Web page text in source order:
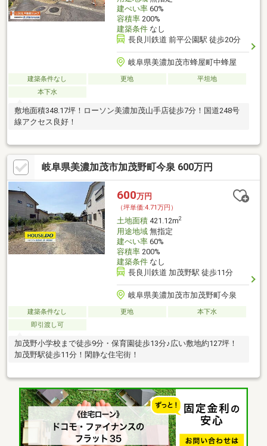
建ぺい率60%
容積率200%
建築条件なし
長良川鉄道 前平公園駅 徒歩20分
岐阜県美濃加茂市蜂屋町中蜂屋
建築条件なし 更地
平坦地
本下水
敷地面積348.17坪！ローソン美濃加茂山手店徒歩7分！国道248号
線アクセス良好！
岐阜県美濃加茂市加茂野町今泉 600万円
600万円
（坪単価:4.71万円）
土地面積421.12m2
用途地域無指定
建ぺい率60%
容積率200%
建築条件なし
長良川鉄道 加茂野駅 徒歩11分
岐阜県美濃加茂市加茂野町今泉
建築条件なし 更地
本下水
即引渡し可
加茂野小学校まで徒歩9分・保育園徒歩13分♪広い敷地約127坪！
加茂野駅徒歩11分！閑静な住宅街！